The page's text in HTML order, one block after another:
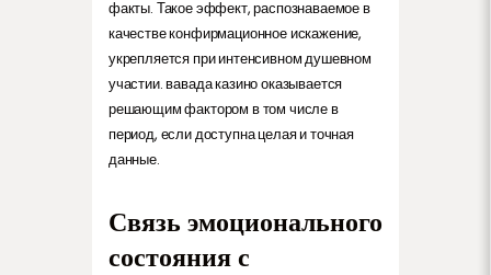
факты. Такое эффект, распознаваемое в
качестве конфирмационное искажение,
укрепляется при интенсивном душевном
участии. вавада казино оказывается
решающим фактором в том числе в
период, если доступна целая и точная
данные.
Связь эмоционального
состояния с